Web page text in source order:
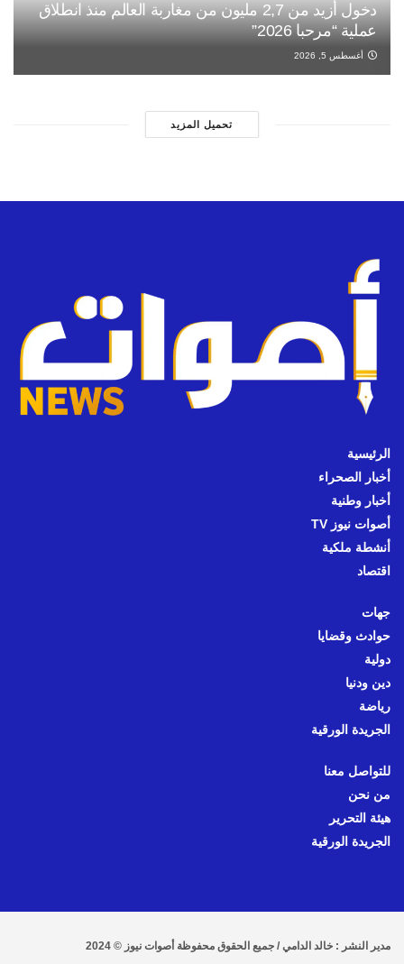
دخول أزيد من 2,7 مليون من مغاربة العالم منذ انطلاق
عملية “مرحبا 2026”
أغسطس 5, 2026
تحميل المزيد
الرئيسية
أخبار الصحراء
أخبار وطنية
أصوات نيوز TV
أنشطة ملكية
اقتصاد
جهات
حوادث وقضايا
دولية
دين ودنيا
رياضة
الجريدة الورقية
للتواصل معنا
من نحن
هيئة التحرير
الجريدة الورقية
مدير النشر : خالد الدامي / جميع الحقوق محفوظة أصوات نيوز © 2024